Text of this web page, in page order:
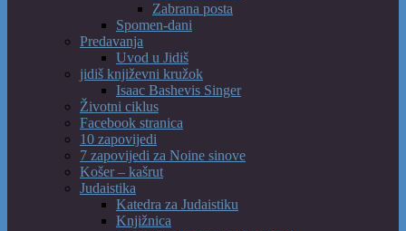
Zabrana posta
Spomen-dani
Predavanja
Uvod u Jidiš
jidiš književni kružok
Isaac Bashevis Singer
Životni ciklus
Facebook stranica
10 zapovijedi
7 zapovijedi za Noine sinove
Košer – kašrut
Judaistika
Katedra za Judaistiku
Knjižnica